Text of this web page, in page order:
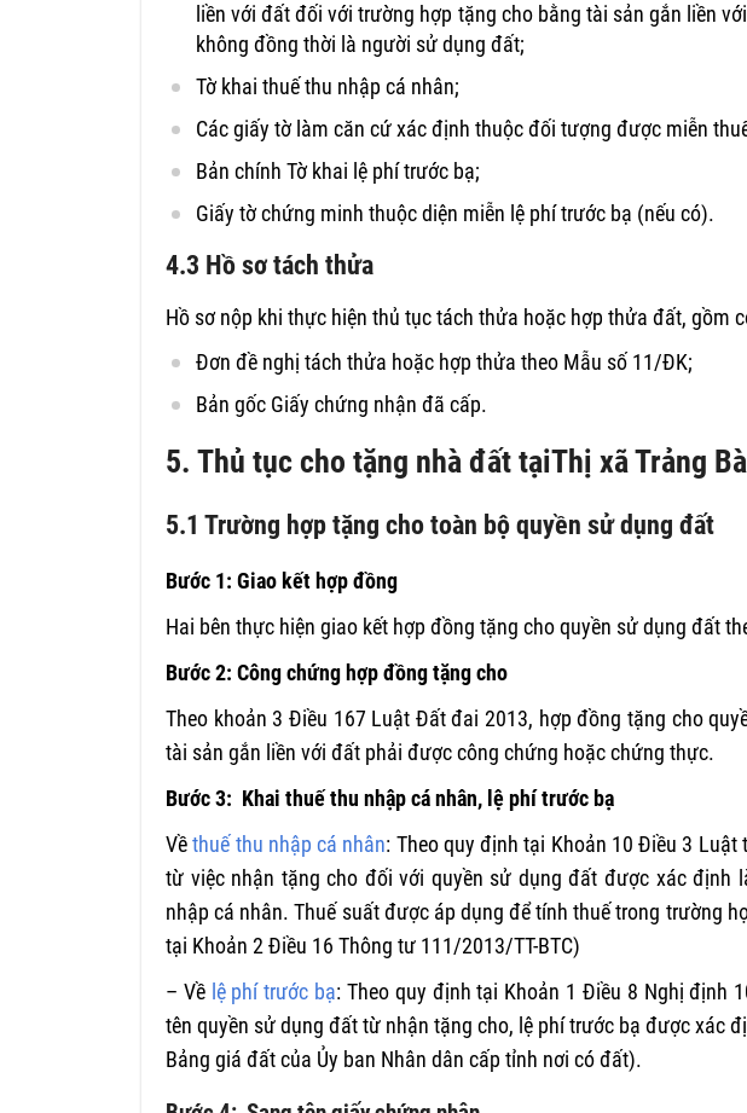
liền với đất đối với trường hợp tặng cho bằng tài sản gắn liền
không đồng thời là người sử dụng đất;
Tờ khai thuế thu nhập cá nhân;
Các giấy tờ làm căn cứ xác định thuộc đối tượng được miễn
Bản chính Tờ khai lệ phí trước bạ;
Giấy tờ chứng minh thuộc diện miễn lệ phí trước bạ (nếu có).
4.3 Hồ sơ tách thửa
Hồ sơ nộp khi thực hiện thủ tục tách thửa hoặc hợp thửa đất, gồm
Đơn đề nghị tách thửa hoặc hợp thửa theo Mẫu số 11/ĐK;
Bản gốc Giấy chứng nhận đã cấp.
5. Thủ tục cho tặng nhà đất tạiThị xã Trảng
5.1 Trường hợp tặng cho toàn bộ quyền sử dụng đất
Bước 1: Giao kết hợp đồng
Hai bên thực hiện giao kết hợp đồng tặng cho quyền sử dụng đất
Bước 2: Công chứng hợp đồng tặng cho
Theo khoản 3 Điều 167 Luật Đất đai 2013, hợp đồng tặng cho
tài sản gắn liền với đất phải được công chứng hoặc chứng thực.
Bước 3: Khai thuế thu nhập cá nhân, lệ phí trước bạ
Vềthuế thu nhập cá nhân: Theo quy định tại Khoản 10 Điều 3
từ việc nhận tặng cho đối với quyền sử dụng đất được xác định
nhập cá nhân. Thuế suất được áp dụng để tính thuế trong trường
tại Khoản 2 Điều 16 Thông tư 111/2013/TT-BTC)
– Vềlệ phí trước bạ: Theo quy định tại Khoản 1 Điều 8 Nghị định
tên quyền sử dụng đất từ nhận tặng cho, lệ phí trước bạ được xác
Bảng giá đất của Ủy ban Nhân dân cấp tỉnh nơi có đất).